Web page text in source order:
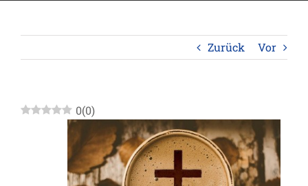
Zurück Vor
0(0)